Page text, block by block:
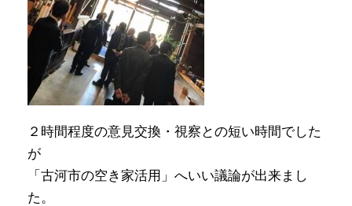
２時間程度の意見交換・視察との短い時間でした
が
「古河市の空き家活用」へいい議論が出来まし
た。